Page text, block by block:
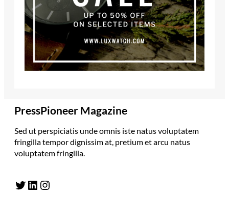
PressPioneer Magazine
Sed ut perspiciatis unde omnis iste natus voluptatem
fringilla tempor dignissim at, pretium et arcu natus
voluptatem fringilla.
Twitter LinkedIn Instagram